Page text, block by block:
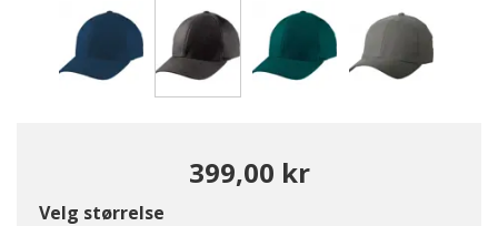
399,00 kr
Velg størrelse